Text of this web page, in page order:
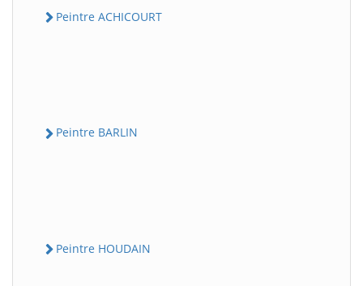
Peintre ACHICOURT
Peintre BARLIN
Peintre HOUDAIN